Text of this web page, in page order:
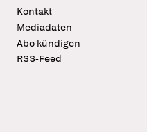
Kontakt
Mediadaten
Abo kündigen
RSS-Feed